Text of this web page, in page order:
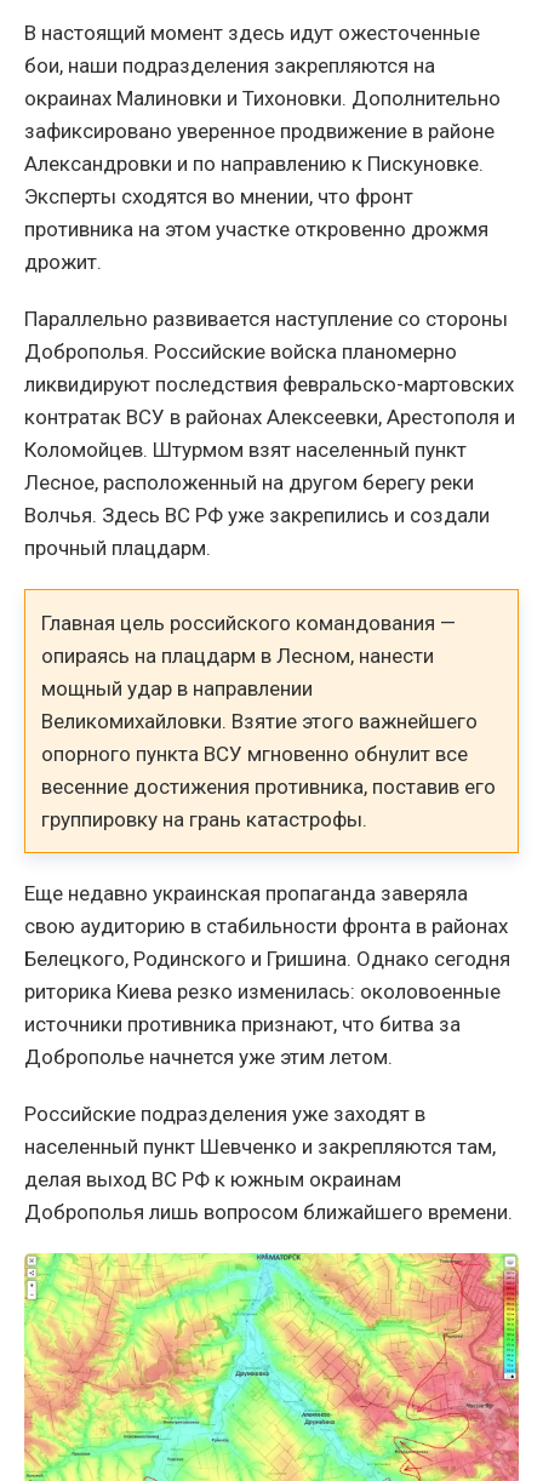
В настоящий момент здесь идут ожесточенные
бои, наши подразделения закрепляются на
окраинах Малиновки и Тихоновки. Дополнительно
зафиксировано уверенное продвижение в районе
Александровки и по направлению к Пискуновке.
Эксперты сходятся во мнении, что фронт
противника на этом участке откровенно дрожмя
дрожит.
Параллельно развивается наступление со стороны
Доброполья. Российские войска планомерно
ликвидируют последствия февральско-мартовских
контратак ВСУ в районах Алексеевки, Арестополя и
Коломойцев. Штурмом взят населенный пункт
Лесное, расположенный на другом берегу реки
Волчья. Здесь ВС РФ уже закрепились и создали
прочный плацдарм.
Главная цель российского командования —
опираясь на плацдарм в Лесном, нанести
мощный удар в направлении
Великомихайловки. Взятие этого важнейшего
опорного пункта ВСУ мгновенно обнулит все
весенние достижения противника, поставив его
группировку на грань катастрофы.
Еще недавно украинская пропаганда заверяла
свою аудиторию в стабильности фронта в районах
Белецкого, Родинского и Гришина. Однако сегодня
риторика Киева резко изменилась: околовоенные
источники противника признают, что битва за
Доброполье начнется уже этим летом.
Российские подразделения уже заходят в
населенный пункт Шевченко и закрепляются там,
делая выход ВС РФ к южным окраинам
Доброполья лишь вопросом ближайшего времени.